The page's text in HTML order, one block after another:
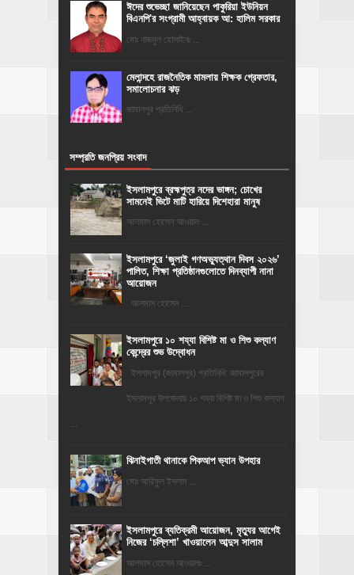
ঈদের শুভেচ্ছা জানিয়েছেন পাকুরিয়া ইউনিয়ন
বিএনপি'র সংগ্রামী আহ্বায়ক আ: হালিম সরকার
মোঃ নাজমুল হোসাইনঃ ...
মেলান্দহে রাজনৈতিক মামলায় শিক্ষক গ্রেফতার,
সমালোচনার ঝড়
জামালপুর প্রতিনিধি ...
সম্প্রতি জনপ্রিয় সংবাদ
ইসলামপুরে ব্রহ্মপুত্র নদের ভাঙ্গন; চোখের
সামনেই ভিটে মাটি হারিয়ে দিশেহারা মানুষ
আলমাস হোসেন আওয়াল ...
‎ইসলামপুরে ‘জুলাই গণঅভ্যুত্থান দিবস ২০২৬’
পালিত, শিক্ষা প্রতিষ্ঠানগুলোতে দিনব্যাপী নানা
আয়োজন
‎​আলমাস হোসেন ...
ইসলামপুরে ১০ শয্যা বিশিষ্ট মা ও শিশু কল্যাণ
কেন্দ্রের শুভ উদ্বোধন
ইসলামপুর (জামালপুর) প্রতিনিধি: জামালপুরের
ইসলামপুর উপজেলায় ১০ শয্যা বিশিষ্ট মা ও শিশু কল্যাণ
...
ঝিনাইগাতী থানাকে পিকআপ ভ্যান উপহার
মোঃ আরিফুল ইসলাম ...
‎ইসলামপুরে ব্যতিক্রমী আয়োজন, মৃত্যুর আগেই
নিজের ‘চল্লিশা’ খাওয়ালেন আব্দুস সালাম
আলমাস হোসেন আওয়ালঃ ...